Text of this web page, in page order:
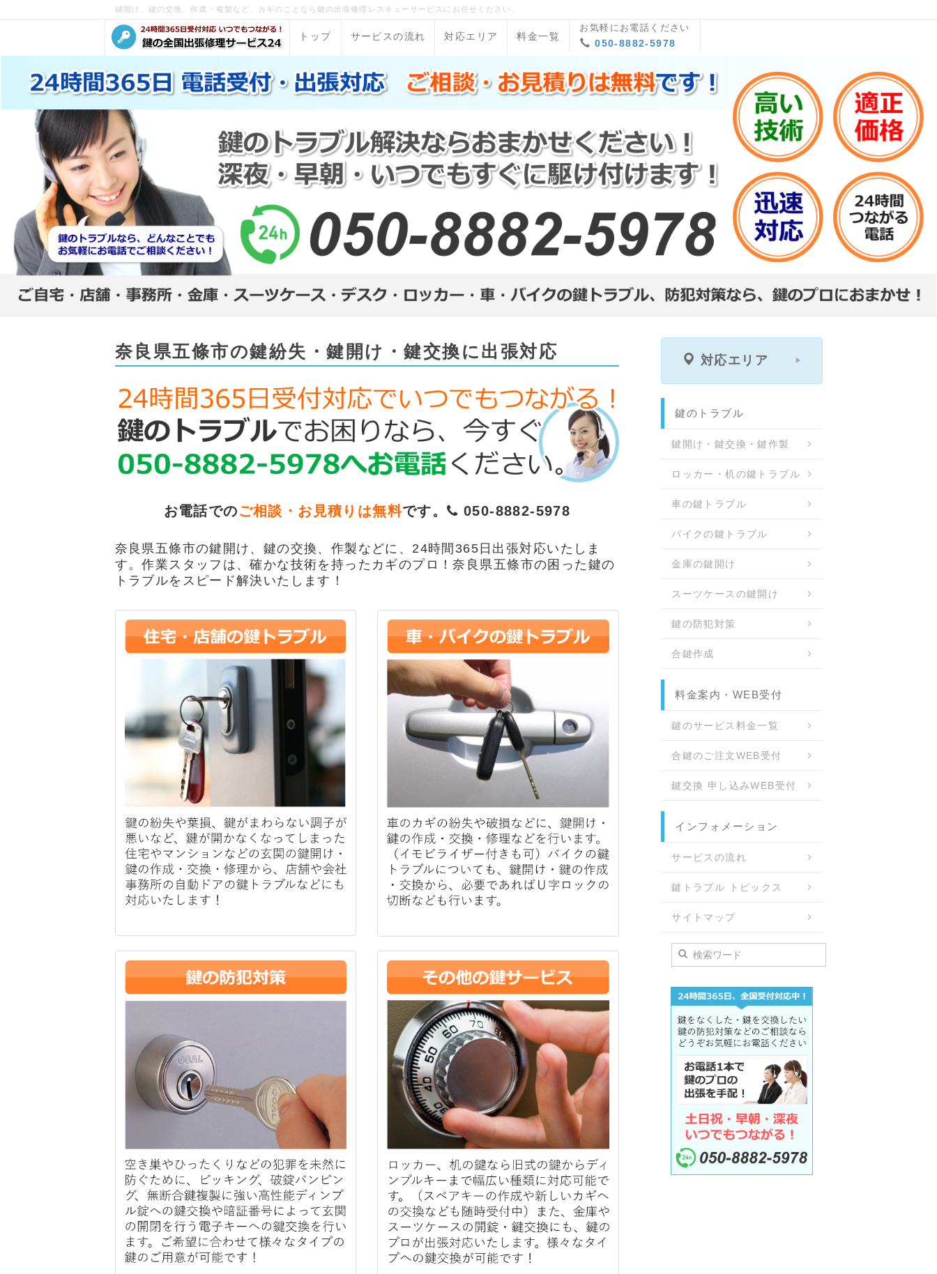
鍵開け、鍵の交換、作成・複製など、カギのことなら鍵の出張修理レスキューサービスにお任せください。
トップ サービスの流れ 対応エリア 料金一覧
お気軽にお電話ください
050-8882-5978
奈良県五條市の鍵紛失・鍵開け・鍵交換に出張対応
お電話でのご相談・お見積りは無料です。 050-8882-5978
奈良県五條市の鍵開け、鍵の交換、作製などに、24時間365日出張対応いたしま
す。作業スタッフは、確かな技術を持ったカギのプロ！奈良県五條市の困った鍵の
トラブルをスピード解決いたします！
対応エリア
鍵のトラブル
鍵開け・鍵交換・鍵作製
ロッカー・机の鍵トラブル
車の鍵トラブル
バイクの鍵トラブル
金庫の鍵開け
スーツケースの鍵開け
鍵の防犯対策
合鍵作成
料金案内・WEB受付
鍵のサービス料金一覧
合鍵のご注文WEB受付
鍵交換 申し込みWEB受付
インフォメーション
サービスの流れ
鍵トラブル トピックス
サイトマップ